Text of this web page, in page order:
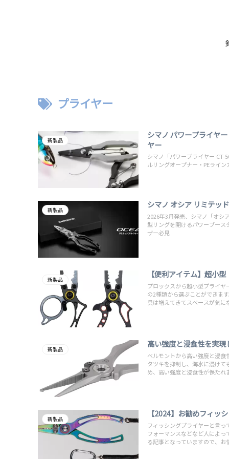
プライヤー
新製品
シマノ パワープライヤ
ヤー
シマノ「パワープライヤー CT-
ルリングオープナー・PEライ
新製品
シマノ オシア リミテッ
2026年3月発売、シマノ「オシ
型リングを開けるパワーブー
ザー必見
新製品
【便利アイテム】超小
プロックスから超小型プライ
の2種類から選ぶことができま
具は増えてきてスペースが気
新製品
高い強度と浸食性を実
ベルモントから高い強度と浸
タツキを抑制し、海水に浸け
め、高い強度と浸食性が保た
新製品
【2024】お勧めフィッ
フィッシングプライヤーと言
フォーマンスなどなど人によ
る記事となっていますので、